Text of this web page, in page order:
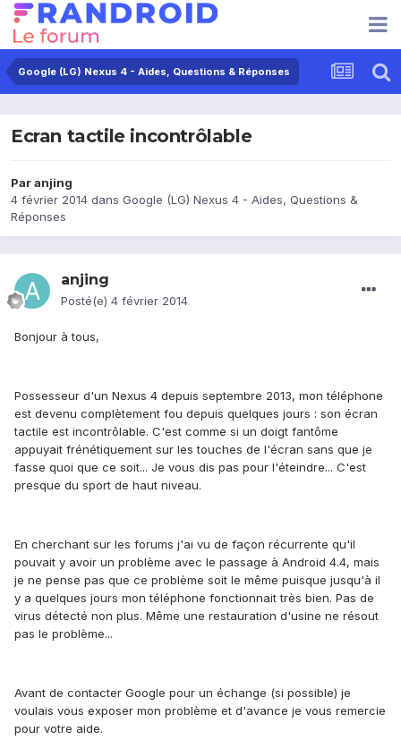
Google (LG) Nexus 4 - Aides, Questions & Réponses
Ecran tactile incontrôlable
Paranjing
4 février 2014 dans Google (LG) Nexus 4 - Aides, Questions &
Réponses
anjing
Posté(e) 4 février 2014
Bonjour à tous,
Possesseur d'un Nexus 4 depuis septembre 2013, mon téléphone
est devenu complètement fou depuis quelques jours : son écran
tactile est incontrôlable. C'est comme si un doigt fantôme
appuyait frénétiquement sur les touches de l'écran sans que je
fasse quoi que ce soit... Je vous dis pas pour l'éteindre... C'est
presque du sport de haut niveau.
En cherchant sur les forums j'ai vu de façon récurrente qu'il
pouvait y avoir un problème avec le passage à Android 4.4, mais
je ne pense pas que ce problème soit le même puisque jusqu'à il
y a quelques jours mon téléphone fonctionnait très bien. Pas de
virus détecté non plus. Même une restauration d'usine ne résout
pas le problème...
Avant de contacter Google pour un échange (si possible) je
voulais vous exposer mon problème et d'avance je vous remercie
pour votre aide.